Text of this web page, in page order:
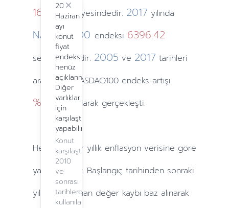
2024
Haziran
ayı
konut
fiyat
endeksi
henüz
açıklanmadı.
Diğer
varlıklar
için
karşılaştırma
yapabilirsiniz.
Konut
karşılaştırma,
2010
ve
sonrası
tarihlerde
kullanılabilir.
Close
1645.2seviyesindedir. 2017 yılında
NASDAQ100 endeksi 6396.42
seviyesindedir. 2005 ve 2017 tarihleri
arasındaki NASDAQ100 endeks artışı
%288.79olarak gerçekleşti.
Hesaplamalar yıllık enflasyon verisine göre
yapılmaktadır. Başlangıç tarihinden sonraki
yıllardayaşanan değer kaybı baz alınarak